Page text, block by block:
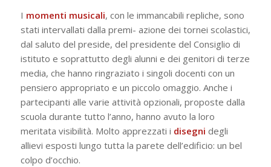
I momenti musicali, con le immancabili repliche, sono
stati intervallati dalla premi- azione dei tornei scolastici,
dal saluto del preside, del presidente del Consiglio di
istituto e soprattutto degli alunni e dei genitori di terze
media, che hanno ringraziato i singoli docenti con un
pensiero appropriato e un piccolo omaggio. Anche i
partecipanti alle varie attività opzionali, proposte dalla
scuola durante tutto l’anno, hanno avuto la loro
meritata visibilità. Molto apprezzati i disegni degli
allievi esposti lungo tutta la parete dell’edificio: un bel
colpo d’occhio.